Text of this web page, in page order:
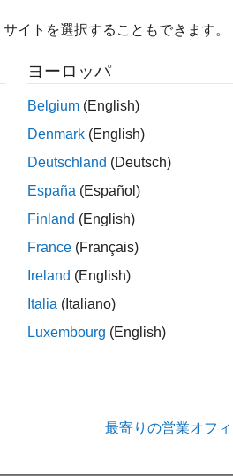
to Incompatibilities
Filter: Bluetooth Toolbox
イトを選択することもできます。
ヨーロッパ
Belgium (English)
Denmark (English)
Deutschland (Deutsch)
España (Español)
Finland (English)
France (Français)
Ireland (English)
Italia (Italiano)
Luxembourg (English)
最寄りの営業オフ